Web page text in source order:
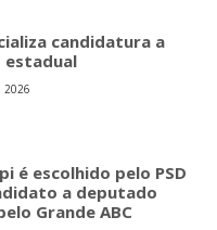
candidatura a
estadual
2026
é escolhido pelo PSD
a deputado
Grande ABC